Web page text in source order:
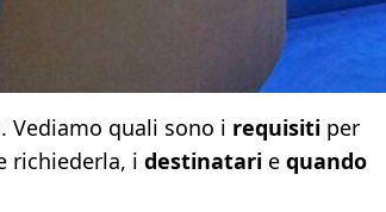
Vediamo quali sono i requisitiper
richiederla, i destinatarie quando